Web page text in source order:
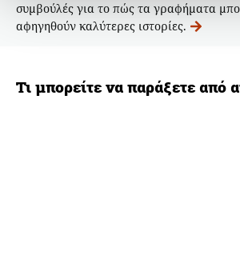
συμβούλές για το πώς τα γραφήματα
αφηγηθούν καλύτερες ιστορίες.
Τι μπορείτε να παράξετε από